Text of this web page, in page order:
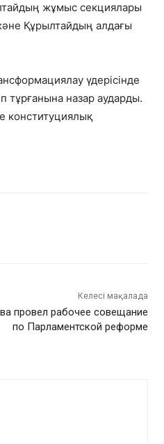
жұмыс секциялары
Құрылтайдың алдағы
үдерісінде
тұрғанына назар аударды.
конституциялық
Келесі мақалада
провел рабочее совещание
по Парламентской реформе